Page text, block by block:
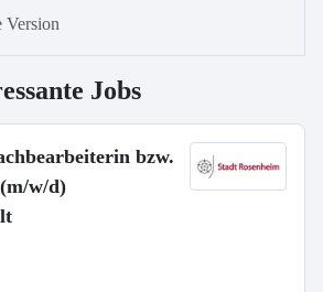
Version
Jobs
bzw.
w/d)